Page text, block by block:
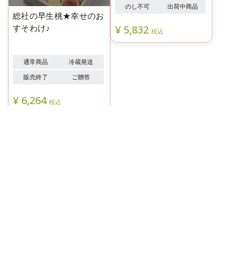
総社の早生桃★幸せのお
すそわけ♪
通常商品
冷蔵発送
販売終了
ご贈答
¥ 6,264 税込